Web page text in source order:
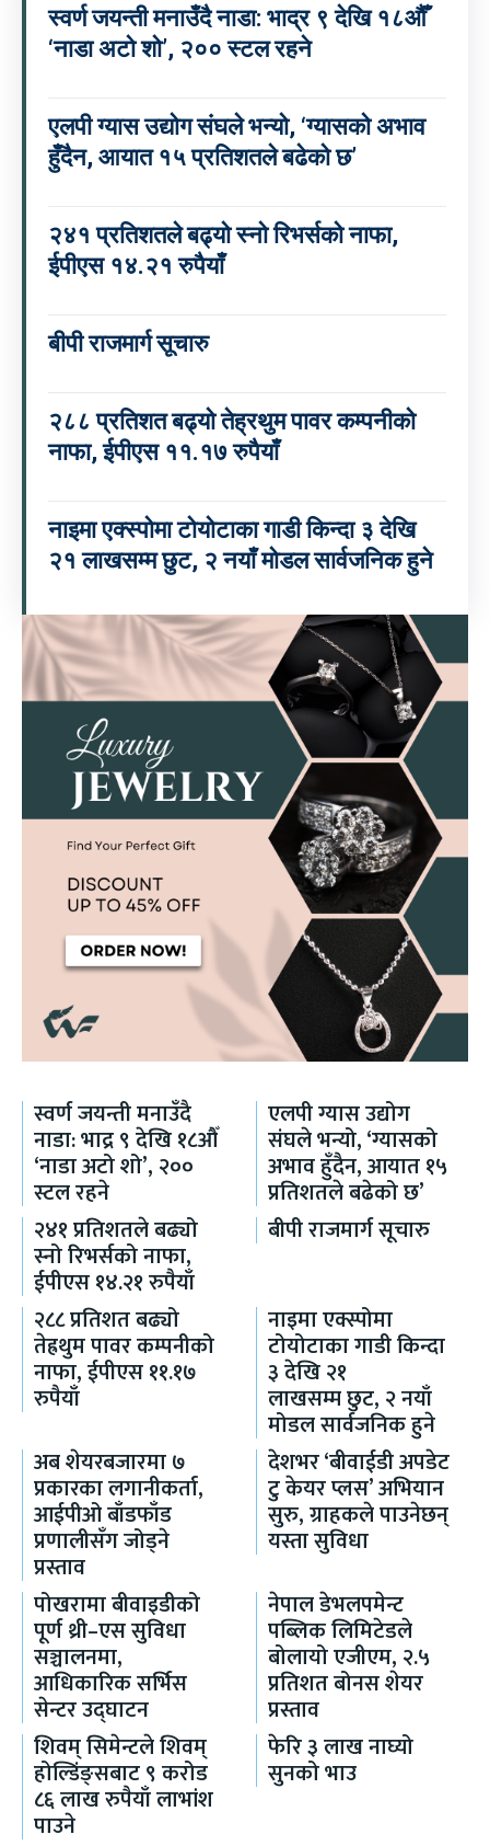
स्वर्ण जयन्ती मनाउँदै नाडा: भाद्र ९ देखि १८औँ
‘नाडा अटो शो’, २०० स्टल रहने
एलपी ग्यास उद्योग संघले भन्यो, ‘ग्यासको अभाव
हुँदैन, आयात १५ प्रतिशतले बढेको छ’
२४१ प्रतिशतले बढ्यो स्नो रिभर्सको नाफा,
ईपीएस १४.२१ रुपैयाँ
बीपी राजमार्ग सूचारु
२८८ प्रतिशत बढ्यो तेह्रथुम पावर कम्पनीको
नाफा, ईपीएस ११.१७ रुपैयाँ
नाइमा एक्स्पोमा टोयोटाका गाडी किन्दा ३ देखि
२१ लाखसम्म छुट, २ नयाँ मोडल सार्वजनिक हुने
स्वर्ण जयन्ती मनाउँदै
नाडा: भाद्र ९ देखि १८औँ
‘नाडा अटो शो’, २००
स्टल रहने
एलपी ग्यास उद्योग
संघले भन्यो, ‘ग्यासको
अभाव हुँदैन, आयात १५
प्रतिशतले बढेको छ’
२४१ प्रतिशतले बढ्यो
स्नो रिभर्सको नाफा,
ईपीएस १४.२१ रुपैयाँ
बीपी राजमार्ग सूचारु
२८८ प्रतिशत बढ्यो
तेह्रथुम पावर कम्पनीको
नाफा, ईपीएस ११.१७
रुपैयाँ
नाइमा एक्स्पोमा
टोयोटाका गाडी किन्दा
३ देखि २१
लाखसम्म छुट, २ नयाँ
मोडल सार्वजनिक हुने
अब शेयरबजारमा ७
प्रकारका लगानीकर्ता,
आईपीओ बाँडफाँड
प्रणालीसँग जोड्ने
प्रस्ताव
देशभर ‘बीवाईडी अपडेट
टु केयर प्लस’ अभियान
सुरु, ग्राहकले पाउनेछन्
यस्ता सुविधा
पोखरामा बीवाइडीको
पूर्ण थ्री–एस सुविधा
सञ्चालनमा,
आधिकारिक सर्भिस
सेन्टर उद्घाटन
नेपाल डेभलपमेन्ट
पब्लिक लिमिटेडले
बोलायो एजीएम, २.५
प्रतिशत बोनस शेयर
प्रस्ताव
शिवम् सिमेन्टले शिवम्
होल्डिंङ्सबाट ९ करोड
८६ लाख रुपैयाँ लाभांश
पाउने
फेरि ३ लाख नाघ्यो
सुनको भाउ